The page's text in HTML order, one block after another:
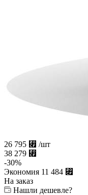
26 795 ⃏ /шт
38 279 ⃏
-30%
Экономия 11 484 ⃏
На заказ
Нашли дешевле?